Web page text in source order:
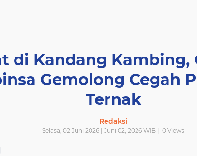
di Kandang Kambing,
Gemolong Cegah
Ternak
Redaksi
Selasa, 02 Juni 2026 | Juni 02, 2026 WIB | 0 Views